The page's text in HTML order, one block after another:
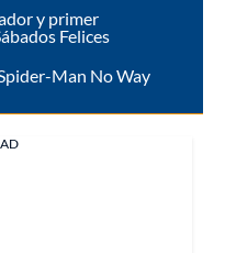
y primer
Felices
Man No Way